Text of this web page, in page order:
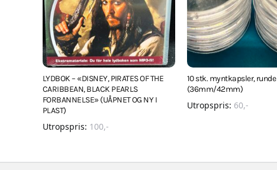
LYDBOK – «DISNEY, PIRATES OF THE
CARIBBEAN, BLACK PEARLS
FORBANNELSE» (UÅPNET OG NY I
PLAST)
Utropspris: 100,-
10 stk. myntkapsler, runde
(36mm/42mm)
Utropspris: 60,-